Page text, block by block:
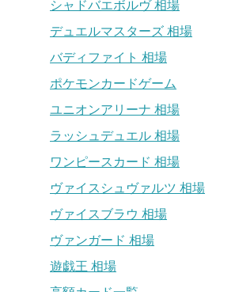
シャドバエボルヴ 相場
デュエルマスターズ 相場
バディファイト 相場
ポケモンカードゲーム
ユニオンアリーナ 相場
ラッシュデュエル 相場
ワンピースカード 相場
ヴァイスシュヴァルツ 相場
ヴァイスブラウ 相場
ヴァンガード 相場
遊戯王 相場